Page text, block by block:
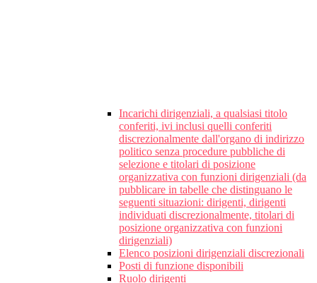
Incarichi dirigenziali, a qualsiasi titolo
conferiti, ivi inclusi quelli conferiti
discrezionalmente dall'organo di indirizzo
politico senza procedure pubbliche di
selezione e titolari di posizione
organizzativa con funzioni dirigenziali (da
pubblicare in tabelle che distinguano le
seguenti situazioni: dirigenti, dirigenti
individuati discrezionalmente, titolari di
posizione organizzativa con funzioni
dirigenziali)
Elenco posizioni dirigenziali discrezionali
Posti di funzione disponibili
Ruolo dirigenti